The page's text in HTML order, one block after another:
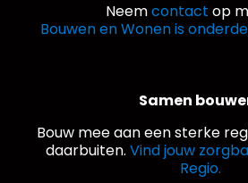
Neemcontact op
Bouwen en Wonen is
Samen
Bouw mee aan een sterke
daarbuiten. Vind jouw
Regio.